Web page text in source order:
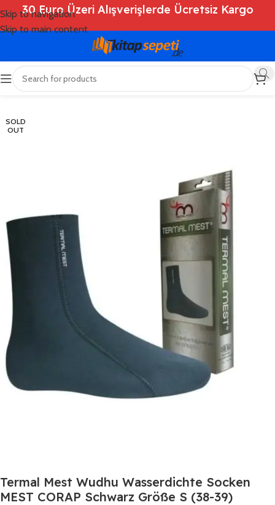
Skip to navigation
Skip to main content
30 Euro Üzeri Alışverişlerde Ücretsiz Kargo
Ana Sayfa Shop
SOLD
OUT
Termal Mest Wudhu Wasserdichte Socken
MEST CORAP Schwarz Größe S (38-39)